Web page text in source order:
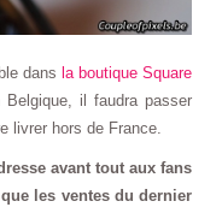
dans la boutique Square
il faudra passer
livrer hors de France.
avant tout aux fans
les ventes du dernier